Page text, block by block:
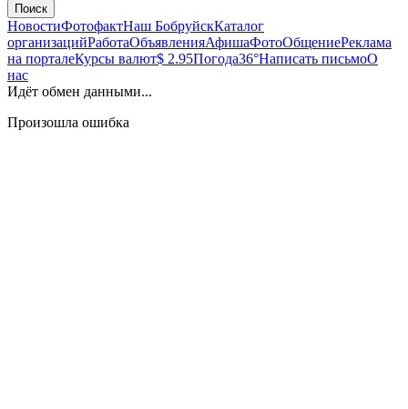
Поиск
НовостиФотофактНаш БобруйскКаталог
организацийРаботаОбъявленияАфишаФотоОбщениеРеклама
на порталеКурсы валют$ 2.95Погода36°Написать письмоО
нас
Идёт обмен данными...
Произошла ошибка